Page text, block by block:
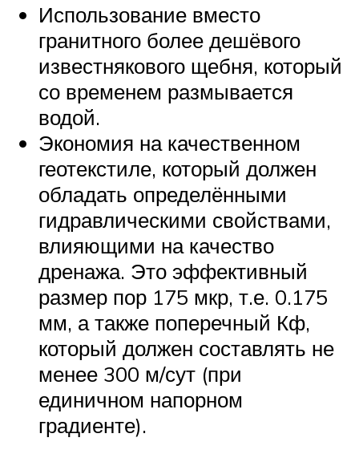
Использование вместо
гранитного более дешёвого
известнякового щебня, который
со временем размывается
водой.
Экономия на качественном
геотекстиле, который должен
обладать определёнными
гидравлическими свойствами,
влияющими на качество
дренажа. Это эффективный
размер пор 175 мкр, т.е. 0.175
мм, а также поперечный Кф,
который должен составлять не
менее 300 м/сут (при
единичном напорном
градиенте).